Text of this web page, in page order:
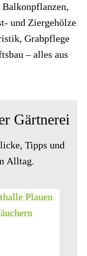
und Ziergehölze
Grabpflege
– alles aus
Gärtnerei
Tipps und
Alltag.